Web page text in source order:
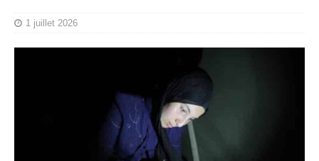
1 juillet 2026